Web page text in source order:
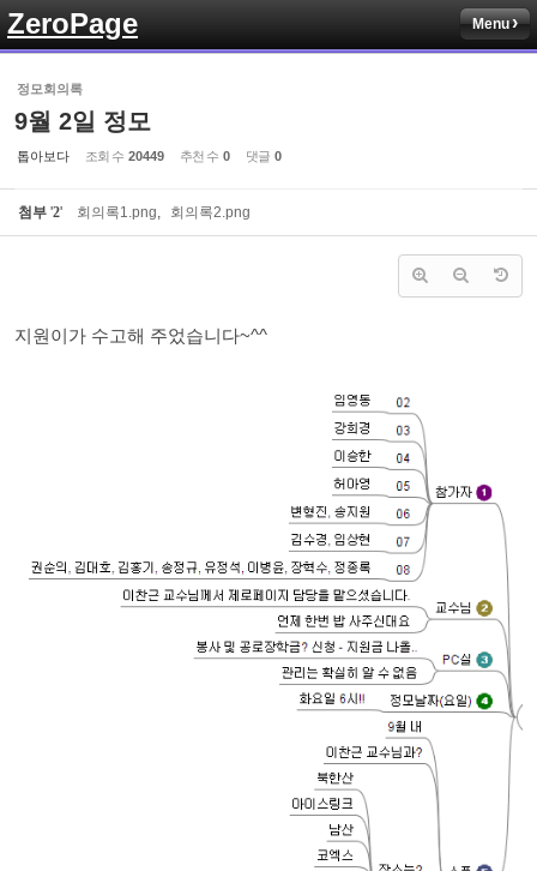
ZeroPage Menu
정모회의록
9월 2일 정모
톱아보다 조회 수 20449 추천 수 0 댓글 0
첨부 '2' 회의록1.png, 회의록2.png
지원이가 수고해 주었습니다~^^
Sketchbook5, 스케치북5
Sketchbook5, 스케치북5